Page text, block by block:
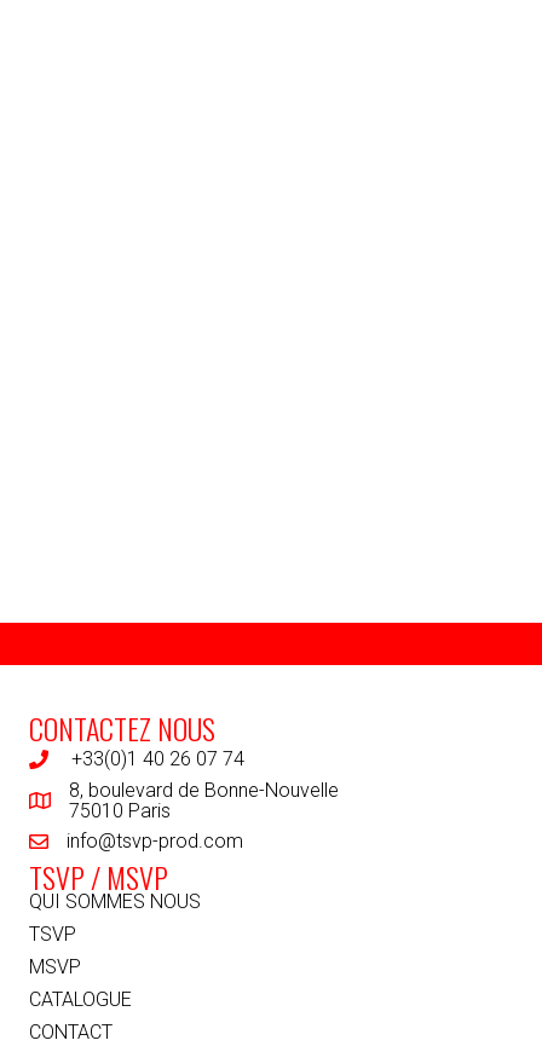
CONTACTEZ NOUS
+33(0)1 40 26 07 74
8, boulevard de Bonne-Nouvelle
75010 Paris
info@tsvp-prod.com
TSVP / MSVP
QUI SOMMES NOUS
TSVP
MSVP
CATALOGUE
CONTACT